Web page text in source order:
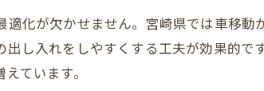
住宅で実現する将来安心の住まい設計
成長に合う注文住宅間取りの工夫
化が欠かせません。宮崎県では車移動
し入れをしやすくする工夫が効果的で
ています。